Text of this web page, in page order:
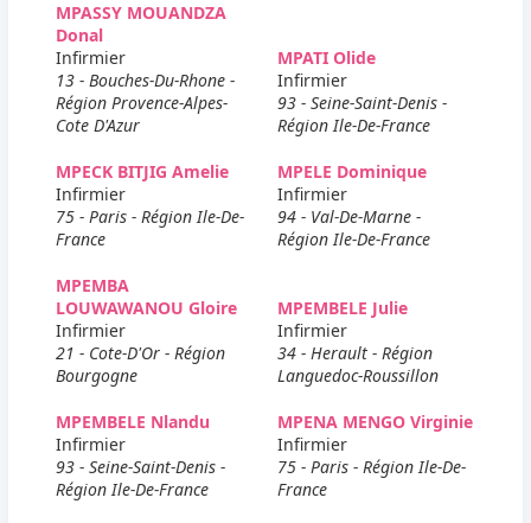
MPASSY MOUANDZA
Donal
Infirmier
13 - Bouches-Du-Rhone -
Région Provence-Alpes-
Cote D'Azur
MPATI Olide
Infirmier
93 - Seine-Saint-Denis -
Région Ile-De-France
MPECK BITJIG Amelie
Infirmier
75 - Paris - Région Ile-De-
France
MPELE Dominique
Infirmier
94 - Val-De-Marne -
Région Ile-De-France
MPEMBA
LOUWAWANOU Gloire
Infirmier
21 - Cote-D'Or - Région
Bourgogne
MPEMBELE Julie
Infirmier
34 - Herault - Région
Languedoc-Roussillon
MPEMBELE Nlandu
Infirmier
93 - Seine-Saint-Denis -
Région Ile-De-France
MPENA MENGO Virginie
Infirmier
75 - Paris - Région Ile-De-
France